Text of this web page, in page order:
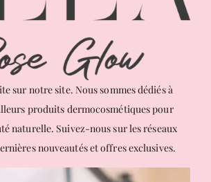
sur notre site. Nous sommes dédiés à
produits dermocosmétiques pour
naturelle. Suivez-nous sur les réseaux
nouveautés et offres exclusives.